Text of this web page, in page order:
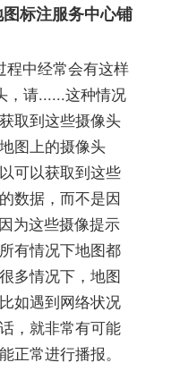
标注服务中心铺
程中经常会有这样
，请......这种情况
取到这些摄像头
图上的摄像头
可以获取到这些
数据，而不是因
为这些摄像提示
有情况下地图都
多情况下，地图
如遇到网络状况
，就非常有可能
正常进行播报。